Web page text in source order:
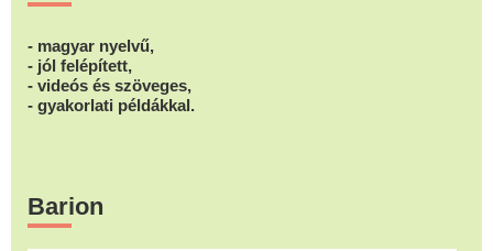
- magyar nyelvű,
- jól felépített,
- videós és szöveges,
- gyakorlati példákkal.
Barion